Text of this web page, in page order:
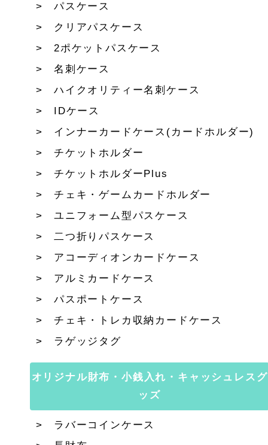
パスケース
クリアパスケース
2ポケットパスケース
名刺ケース
ハイクオリティー名刺ケース
IDケース
インナーカードケース(カードホルダー)
チケットホルダー
チケットホルダーPlus
チェキ・ゲームカードホルダー
ユニフォーム型パスケース
二つ折りパスケース
アコーディオンカードケース
アルミカードケース
パスポートケース
チェキ・トレカ収納カードケース
ラゲッジタグ
オリジナル財布・小銭入れ・キャッシュレスグ
ッズ
ラバーコインケース